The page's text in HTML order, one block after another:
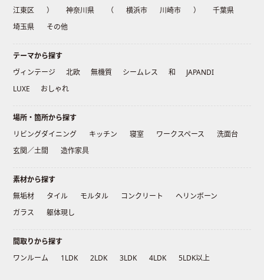
江東区
） 神奈川県 （ 横浜市 川崎市 ）
千葉県
埼玉県
その他
テーマから探す
ヴィンテージ
北欧 無機質 シームレス 和
JAPANDI
LUXE
おしゃれ
場所・箇所から探す
リビングダイニング
キッチン 寝室 ワークスペース
洗面台
玄関／土間
造作家具
素材から探す
無垢材
タイル モルタル コンクリート
ヘリンボーン
ガラス
躯体現し
間取りから探す
ワンルーム
1LDK 2LDK 3LDK 4LDK 5LDK以上